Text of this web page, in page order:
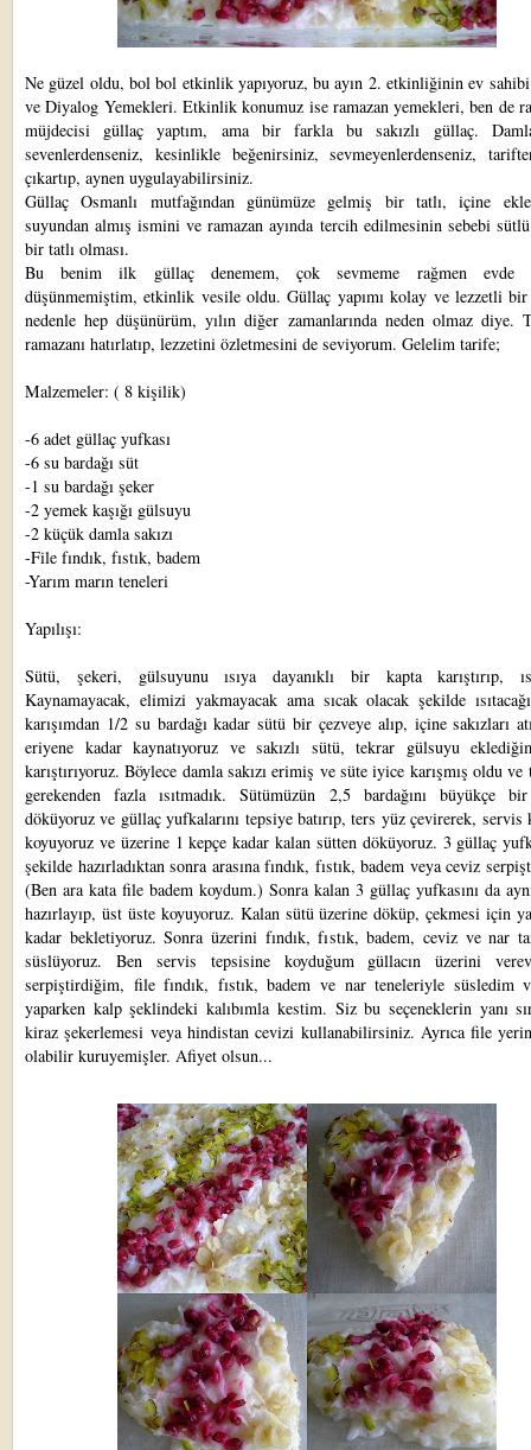
Ne güzel oldu, bol bol etkinlik yapıyoruz, bu ayın 2. etkinliğinin ev
veDiyalog Yemekleri. Etkinlik konumuz ise ramazan yemekleri, ben de
müjdecisi güllaç yaptım, ama bir farkla bu sakızlı güllaç.
sevenlerdenseniz, kesinlikle beğenirsiniz, sevmeyenlerdenseniz,
çıkartıp, aynen uygulayabilirsiniz.
Güllaç Osmanlı mutfağından günümüze gelmiş bir tatlı, içine
suyundan almış ismini ve ramazan ayında tercih edilmesinin sebebi
bir tatlı olması.
Bu benim ilk güllaç denemem, çok sevmeme rağmen evde
düşünmemiştim, etkinlik vesile oldu. Güllaç yapımı kolay ve lezzetli
nedenle hep düşünürüm, yılın diğer zamanlarında neden olmaz diye.
ramazanı hatırlatıp, lezzetini özletmesini de seviyorum. Gelelim tarife;
Malzemeler: ( 8 kişilik)
-6 adet güllaç yufkası
-6 su bardağı süt
-1 su bardağı şeker
-2 yemek kaşığı gülsuyu
-2 küçük damla sakızı
-File fındık, fıstık, badem
-Yarım marın teneleri
Yapılışı:
Sütü, şekeri, gülsuyunu ısıya dayanıklı bir kapta karıştırıp,
Kaynamayacak, elimizi yakmayacak ama sıcak olacak şekilde
karışımdan 1/2 su bardağı kadar sütü bir çezveye alıp, içine sakızları
eriyene kadar kaynatıyoruz ve sakızlı sütü, tekrar gülsuyu
karıştırıyoruz. Böylece damla sakızı erimiş ve süte iyice karışmış oldu
gerekenden fazla ısıtmadık. Sütümüzün 2,5 bardağını büyükçe
döküyoruz ve güllaç yufkalarını tepsiye batırıp, ters yüz çevirerek, servis
koyuyoruz ve üzerine 1 kepçe kadar kalan sütten döküyoruz. 3 güllaç
şekilde hazırladıktan sonra arasına fındık, fıstık, badem veya ceviz
(Ben ara kata file badem koydum.) Sonra kalan 3 güllaç yufkasını da
hazırlayıp, üst üste koyuyoruz. Kalan sütü üzerine döküp, çekmesi için
kadar bekletiyoruz. Sonra üzerini fındık, fıstık, badem, ceviz ve nar
süslüyoruz. Ben servis tepsisine koyduğum güllacın üzerini
serpiştirdiğim, file fındık, fıstık, badem ve nar teneleriyle süsledim
yaparken kalp şeklindeki kalıbımla kestim. Siz bu seçeneklerin yanı
kiraz şekerlemesi veya hindistan cevizi kullanabilirsiniz. Ayrıca file
olabilir kuruyemişler. Afiyet olsun...